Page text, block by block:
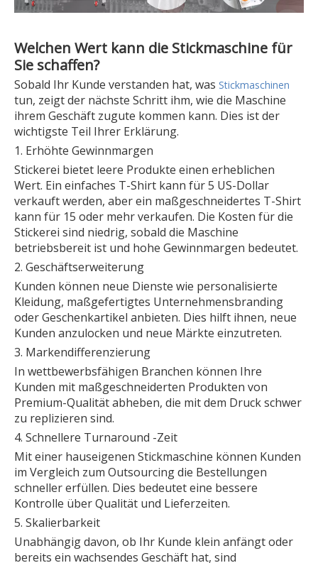
Welchen Wert kann die Stickmaschine für
Sie schaffen?
Sobald Ihr Kunde verstanden hat, was Stickmaschinen
tun, zeigt der nächste Schritt ihm, wie die Maschine
ihrem Geschäft zugute kommen kann. Dies ist der
wichtigste Teil Ihrer Erklärung.
1. Erhöhte Gewinnmargen
Stickerei bietet leere Produkte einen erheblichen
Wert. Ein einfaches T-Shirt kann für 5 US-Dollar
verkauft werden, aber ein maßgeschneidertes T-Shirt
kann für 15 oder mehr verkaufen. Die Kosten für die
Stickerei sind niedrig, sobald die Maschine
betriebsbereit ist und hohe Gewinnmargen bedeutet.
2. Geschäftserweiterung
Kunden können neue Dienste wie personalisierte
Kleidung, maßgefertigtes Unternehmensbranding
oder Geschenkartikel anbieten. Dies hilft ihnen, neue
Kunden anzulocken und neue Märkte einzutreten.
3. Markendifferenzierung
In wettbewerbsfähigen Branchen können Ihre
Kunden mit maßgeschneiderten Produkten von
Premium-Qualität abheben, die mit dem Druck schwer
zu replizieren sind.
4. Schnellere Turnaround -Zeit
Mit einer hauseigenen Stickmaschine können Kunden
im Vergleich zum Outsourcing die Bestellungen
schneller erfüllen. Dies bedeutet eine bessere
Kontrolle über Qualität und Lieferzeiten.
5. Skalierbarkeit
Unabhängig davon, ob Ihr Kunde klein anfängt oder
bereits ein wachsendes Geschäft hat, sind